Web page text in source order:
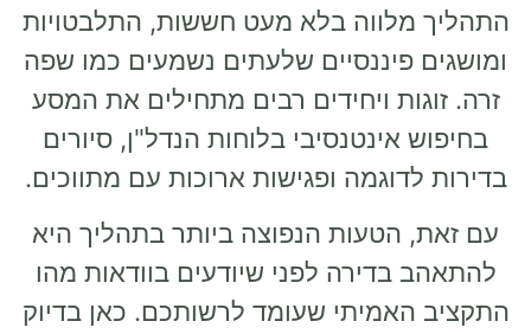
התהליך מלווה בלא מעט חששות, התלבטויות
ומושגים פיננסיים שלעתים נשמעים כמו שפה
זרה. זוגות ויחידים רבים מתחילים את המסע
בחיפוש אינטנסיבי בלוחות הנדל"ן, סיורים
בדירות לדוגמה ופגישות ארוכות עם מתווכים.
עם זאת, הטעות הנפוצה ביותר בתהליך היא
להתאהב בדירה לפני שיודעים בוודאות מהו
התקציב האמיתי שעומד לרשותכם. כאן בדיוק